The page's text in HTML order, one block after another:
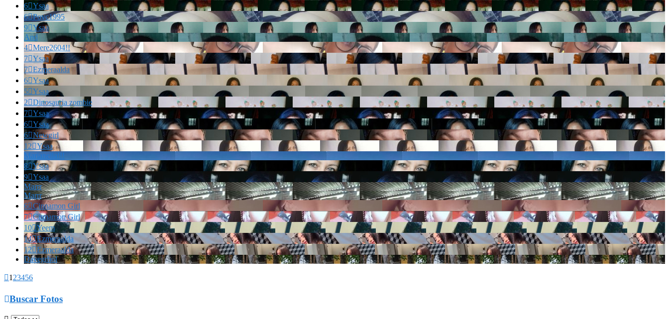
6Ysaa
6Povc1995
9Ysaa
And
4Mere2604!!
7Ysaa
7Ezmeraalda
6Ysaa
5Ysaa
2Dinosauria zombie
7Ysaa
6Ysaa
6Newgirl
12Ysaa
Marianella!!!
8Ysaa
9Ysaa
Marrr
Marrr
6Cinnamon Girl
7Cinnamon Girl
10Yeem
14Ezmeraalda
12Ezmeraalda
Davegrhol
1 23456
Buscar Fotos